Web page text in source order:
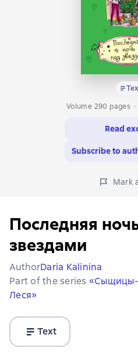
Volume 290 pages
Read
Subscribe to
Mark
Последняя
звездами
AuthorDaria Kalinina
Part of the series «Сыщицы-
Леся»
Text